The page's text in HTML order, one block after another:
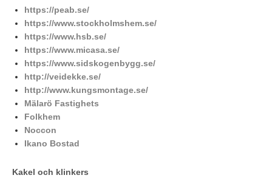
https://peab.se/
https://www.stockholmshem.se/
https://www.hsb.se/
https://www.micasa.se/
https://www.sidskogenbygg.se/
http://veidekke.se/
http://www.kungsmontage.se/
Mälarö Fastighets
Folkhem
Noccon
Ikano Bostad
Kakel och klinkers